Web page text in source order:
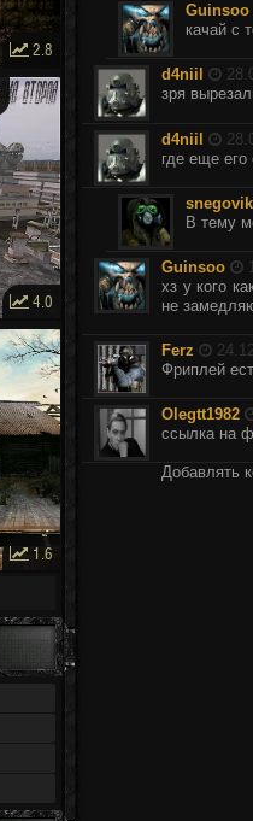
Guinsoo
качай с
d4niil
зря
d4niil
где еще
snegovik
В тему
Guinsoo
хз у кого
не
Ferz
Фриплей
Olegtt1982
ссылка на
Добавлять
2.8
4.0
1.6